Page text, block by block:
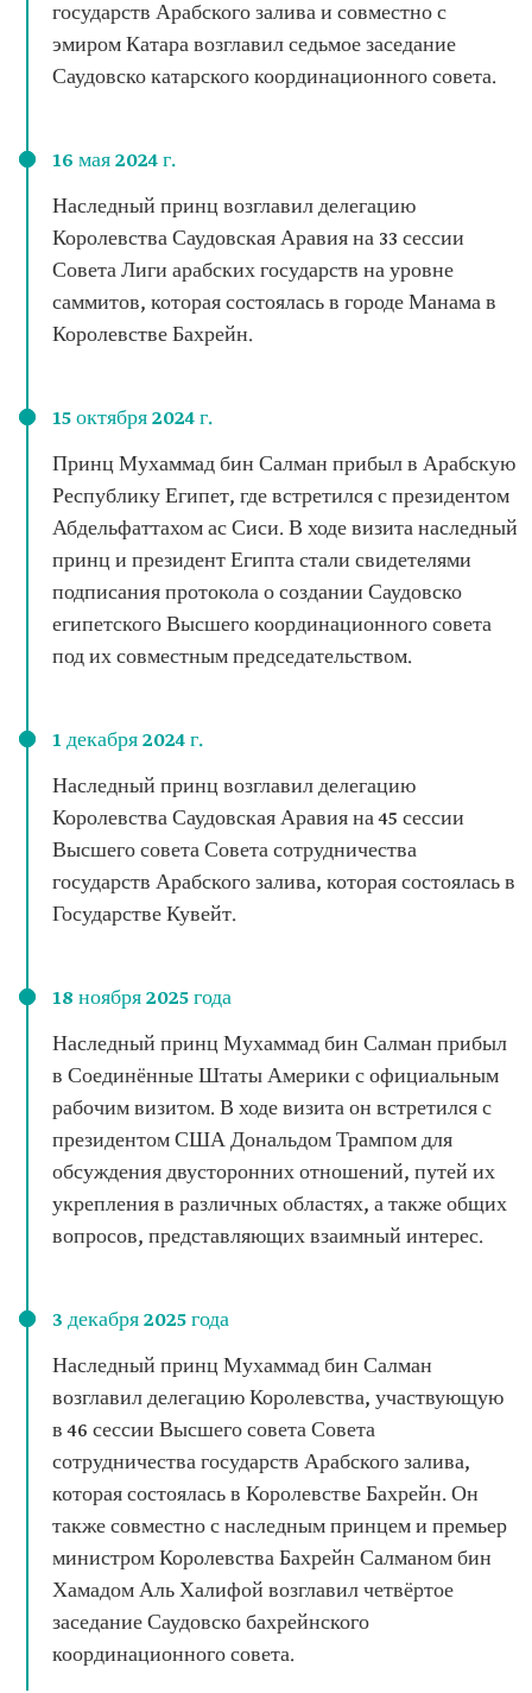
государств Арабского залива и совместно с
эмиром Катара возглавил седьмое заседание
Саудовско катарского координационного совета.
16 мая 2024 г.
Наследный принц возглавил делегацию
Королевства Саудовская Аравия на 33 сессии
Совета Лиги арабских государств на уровне
саммитов, которая состоялась в городе Манама в
Королевстве Бахрейн.
15 октября 2024 г.
Принц Мухаммад бин Салман прибыл в Арабскую
Республику Египет, где встретился с президентом
Абдельфаттахом ас Сиси. В ходе визита наследный
принц и президент Египта стали свидетелями
подписания протокола о создании Саудовско
египетского Высшего координационного совета
под их совместным председательством.
1 декабря 2024 г.
Наследный принц возглавил делегацию
Королевства Саудовская Аравия на 45 сессии
Высшего совета Совета сотрудничества
государств Арабского залива, которая состоялась в
Государстве Кувейт.
18 ноября 2025 года
Наследный принц Мухаммад бин Салман прибыл
в Соединённые Штаты Америки с официальным
рабочим визитом. В ходе визита он встретился с
президентом США Дональдом Трампом для
обсуждения двусторонних отношений, путей их
укрепления в различных областях, а также общих
вопросов, представляющих взаимный интерес.
3 декабря 2025 года
Наследный принц Мухаммад бин Салман
возглавил делегацию Королевства, участвующую
в 46 сессии Высшего совета Совета
сотрудничества государств Арабского залива,
которая состоялась в Королевстве Бахрейн. Он
также совместно с наследным принцем и премьер
министром Королевства Бахрейн Салманом бин
Хамадом Аль Халифой возглавил четвёртое
заседание Саудовско бахрейнского
координационного совета.